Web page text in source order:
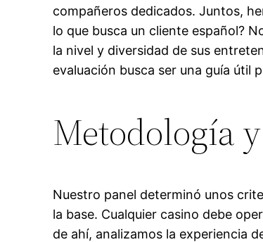
compañeros dedicados. Juntos,
lo que busca un cliente español?
la nivel y diversidad de sus
evaluación busca ser una guía útil
Metodología
Nuestro panel determinó unos
la base. Cualquier casino debe
de ahí, analizamos la experiencia